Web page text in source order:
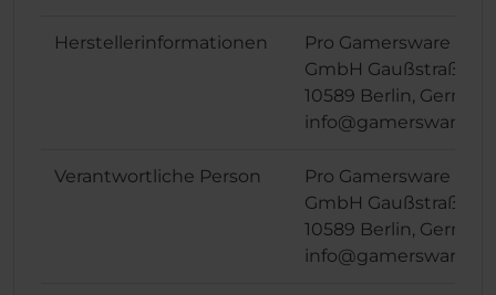
Herstellerinformationen
Pro Gamersware
GmbH Gaußstraße 1,
10589 Berlin,
Verantwortliche Person
Pro Gamersware
GmbH Gaußstraße 1,
10589 Berlin,